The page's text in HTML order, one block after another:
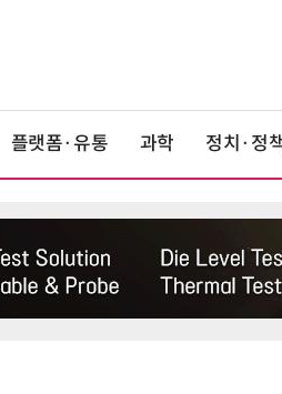
플랫폼·유통 과학 정치·정